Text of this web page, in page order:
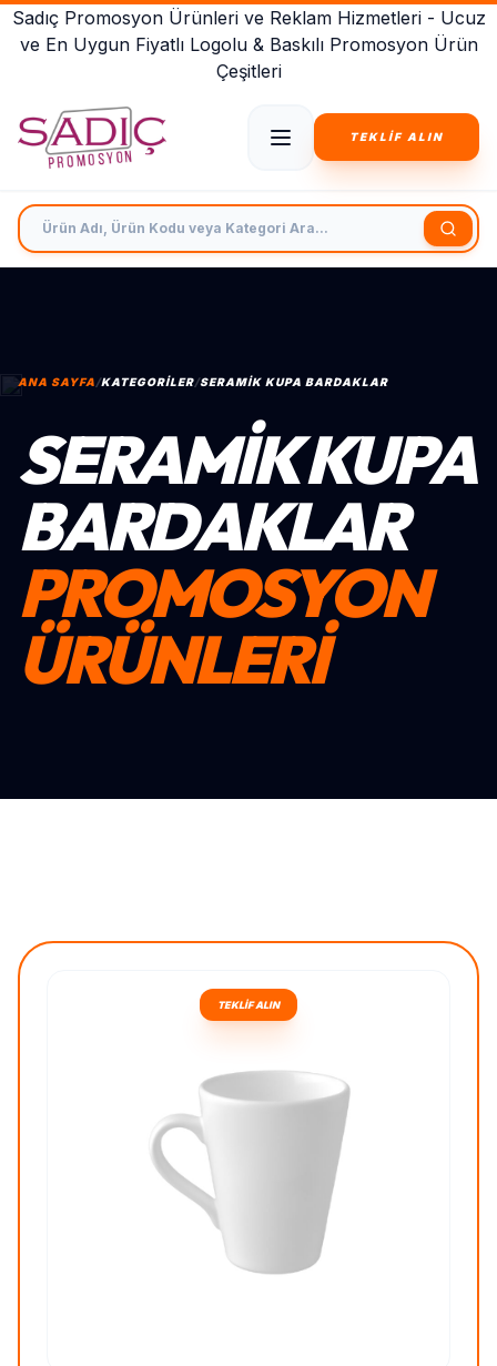
Sadıç Promosyon Ürünleri ve Reklam Hizmetleri - Ucuz
ve En Uygun Fiyatlı Logolu & Baskılı Promosyon Ürün
Çeşitleri
TEKLİF ALIN
Ürün Adı, Ürün Kodu veya Kategori Ara
ANA SAYFA/KATEGORILER/SERAMIK KUPA BARDAKLAR
SERAMIK KUPA
BARDAKLAR
PROMOSYON
ÜRÜNLERİ
TEKLİF ALIN